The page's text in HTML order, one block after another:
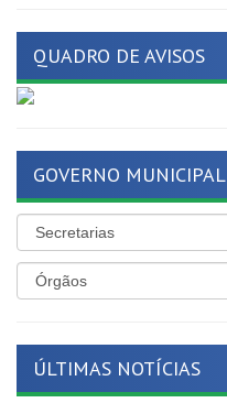
QUADRO DE AVISOS
GOVERNO MUNICIPAL
ÚLTIMAS NOTÍCIAS